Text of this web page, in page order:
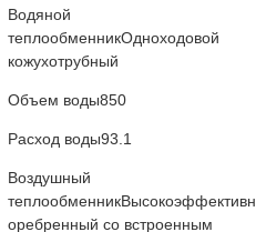
Водяной
теплообменникОдноходовой
кожухотрубный
Объем воды850
Расход воды93.1
Воздушный
теплообменник
оребренный со встроенным